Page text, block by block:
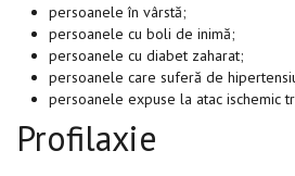
persoanele în vârstă;
persoanele cu boli de inimă;
persoanele cu diabet zaharat;
persoanele care suferă de
persoanele expuse la atac ischemic
Profilaxie